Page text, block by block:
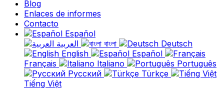
Blog
Enlaces de informes
Contacto
Español
বাংলা
Deutsch
English
Español
Français
Italiano
Português
Русский
Türkçe
Tiếng Việt